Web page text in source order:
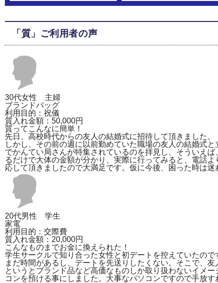
「質」ご利用者の声
30代女性 主婦
ブランドバッグ
利用目的：祝儀
質入れ金額：50,000円
質ってこんなに簡単！
先日、高校時代からの友人の結婚式に招待して頂きました。
しかし、その前の週に以前勤めていた職場の友人の結婚式
でかんてい局さんが特集されているのを拝見し、そういえ
るだけで大体の金額が分かり、実際に行ってみると、電話
応して頂きましたので大満足です。仮に今後、困った時は
20代男性 学生
家電
利用目的：交際費
質入れ金額：20,000円
こんなものまでお金に換えられた！
学生サークルで知り合った女性と初デートを控えていたの
まだ時間があるし、デートを先送りしたくない。そこで、
というとブランド品など高価なものしか取り扱わないイメ
コンを預ける事にしました。大事なパソコンですので手放